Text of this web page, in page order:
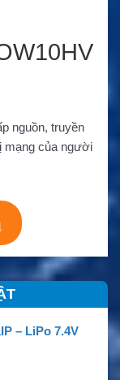
nguồn, truyền
mạng của người
– LiPo 7.4V